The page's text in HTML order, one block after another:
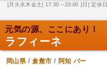
[月火水木金土] 17:30～23:00 [日] 定休日
元気の源、ここにあり！
ラフィーネ
岡山県/倉敷市 / 阿知 バー